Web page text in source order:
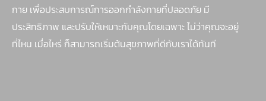
กาย เพื่อประสบการณ์การออกกำลังกายที่ปลอดภัย มี
ประสิทธิภาพ และปรับให้เหมาะกับคุณโดยเฉพาะ ไม่ว่าคุณจะอยู่
ที่ไหน เมื่อไหร่ ก็สามารถเริ่มต้นสุขภาพที่ดีกับเราได้ทันที